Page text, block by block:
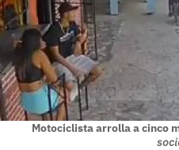
Motociclista arrolla a cinco